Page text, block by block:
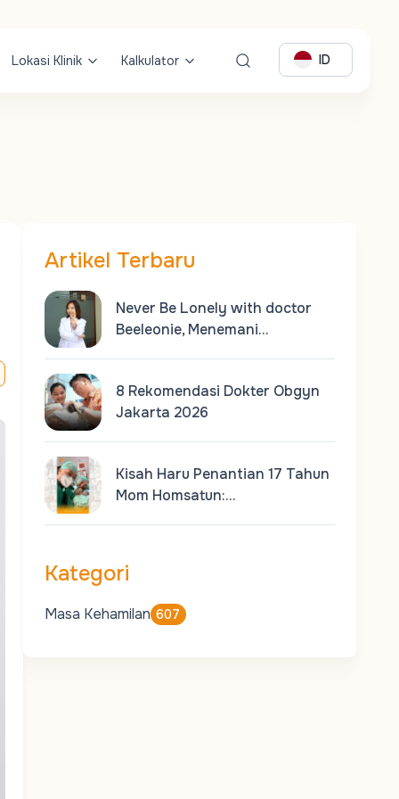
Lokasi Klinik Kalkulator ID
Artikel Terbaru
Never Be Lonely with doctor
Beeleonie, Menemani…
8 Rekomendasi Dokter Obgyn
Jakarta 2026
Kisah Haru Penantian 17 Tahun
Mom Homsatun:…
Kategori
Masa Kehamilan 607